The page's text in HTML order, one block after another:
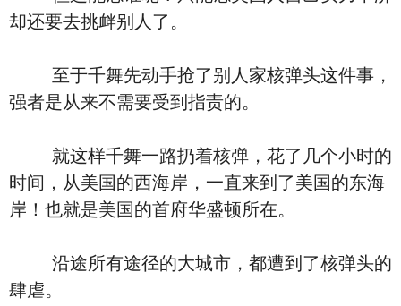
却还要去挑衅别人了。
至于千舞先动手抢了别人家核弹头这件事，
强者是从来不需要受到指责的。
就这样千舞一路扔着核弹，花了几个小时的
时间，从美国的西海岸，一直来到了美国的东海
岸！也就是美国的首府华盛顿所在。
沿途所有途径的大城市，都遭到了核弹头的
肆虐。